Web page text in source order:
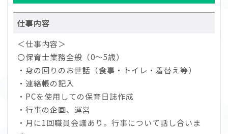
仕事内容
＜仕事内容＞
〇保育士業務全般（0～5歳）
・身の回りのお世話（食事・トイレ・着替え等）
・連絡帳の記入
・PCを使用しての保育日誌作成
・行事の企画、運営
・月に1回職員会議あり。行事について話し合いま